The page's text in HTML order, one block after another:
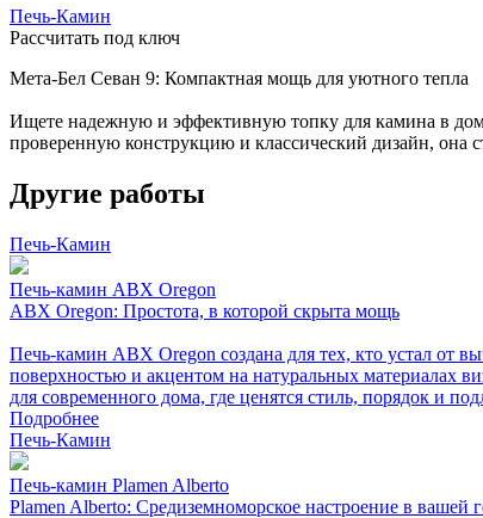
Печь-Камин
Расcчитать под ключ
Мета-Бел Севан 9: Компактная мощь для уютного тепла
Ищете надежную и эффективную топку для камина в
проверенную конструкцию и классический дизайн,
Другие работы
Печь-Камин
Печь-камин ABX Oregon
ABX Oregon: Простота, в которой скрыта мощь
Печь-камин ABX Oregon создана для тех, кто устал от
поверхностью и акцентом на натуральных материалах
для современного дома, где ценятся стиль, порядок и
Подробнее
Печь-Камин
Печь-камин Plamen Alberto
Plamen Alberto: Средиземноморское настроение в вашей